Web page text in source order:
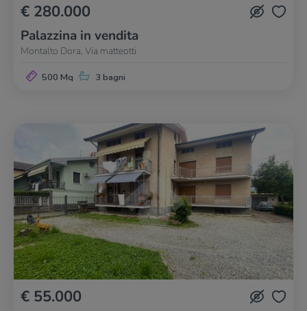
€ 280.000
Palazzina in vendita
Montalto Dora, Via matteotti
500 Mq 3 bagni
€ 55.000